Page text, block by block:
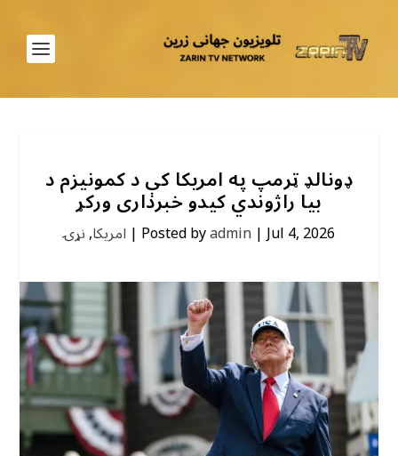
ډونالډ ټرمپ په امریکا کې د کمونیزم د
بیا راژوندي کیدو خبرداری ورکړ
Posted byadmin|Jul 4, 2026
| امریکا,نړۍ